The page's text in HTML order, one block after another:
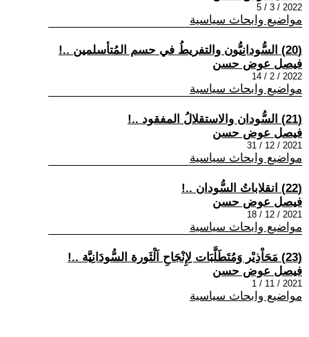
2022 / 3 / 5
مواضيع وابحاث سياسية
(20) السُّودانِيُّون والتفريطُ في حسم المُتأسلمين ..!
فيصل عوض حسن
2022 / 2 / 14
مواضيع وابحاث سياسية
(21) السُّودان والاستقلالُ المفقود ..!
فيصل عوض حسن
2021 / 12 / 31
مواضيع وابحاث سياسية
(22) انقلاباتُ السُّودان ..!
فيصل عوض حسن
2021 / 12 / 18
مواضيع وابحاث سياسية
(23) مَحَاْذِيْر وَمُتَطَلَّبَات لِإِنْجَاحِ اَلْثَورة السُّودَانِيَّة ..!
فيصل عوض حسن
2021 / 11 / 1
مواضيع وابحاث سياسية